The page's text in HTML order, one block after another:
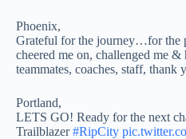
Phoenix,
Grateful for the journey…for the
cheered me on, challenged me
teammates, coaches, staff,
Portland,
LETS GO! Ready for the next
Trailblazer#RipCity